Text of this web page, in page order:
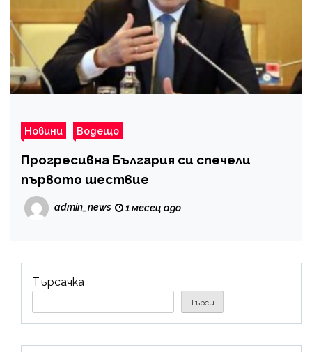
Новини Водещо
Прогресивна България си спечели
първото шествие
admin_news 1 месец ago
Търсачка
Търси